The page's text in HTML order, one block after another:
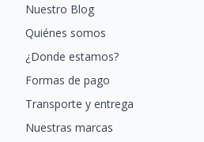
Nuestro Blog
Quiénes somos
¿Donde estamos?
Formas de pago
Transporte y entrega
Nuestras marcas